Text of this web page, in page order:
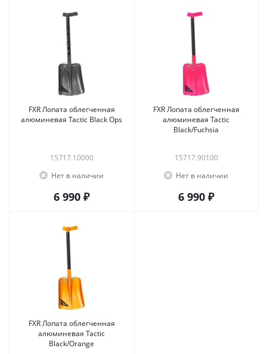
FXR Лопата облегченная
алюминевая Tactic Black Ops
15717.10000
Нет в наличии
6 990 ₽
FXR Лопата облегченная
алюминевая Tactic
Black/Fuchsia
15717.90100
Нет в наличии
6 990 ₽
FXR Лопата облегченная
алюминевая Tactic
Black/Orange